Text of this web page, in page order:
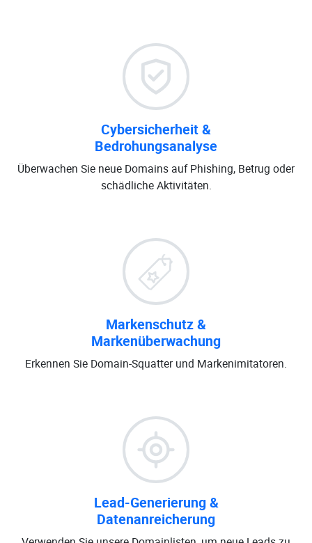
Cybersicherheit &
Bedrohungsanalyse
Überwachen Sie neue Domains auf Phishing, Betrug oder
schädliche Aktivitäten.
Markenschutz &
Markenüberwachung
Erkennen Sie Domain-Squatter und Markenimitatoren.
Lead-Generierung &
Datenanreicherung